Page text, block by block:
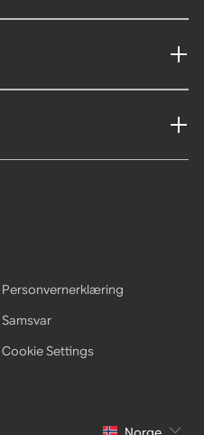
Personvernerklæring
Samsvar
Cookie Settings